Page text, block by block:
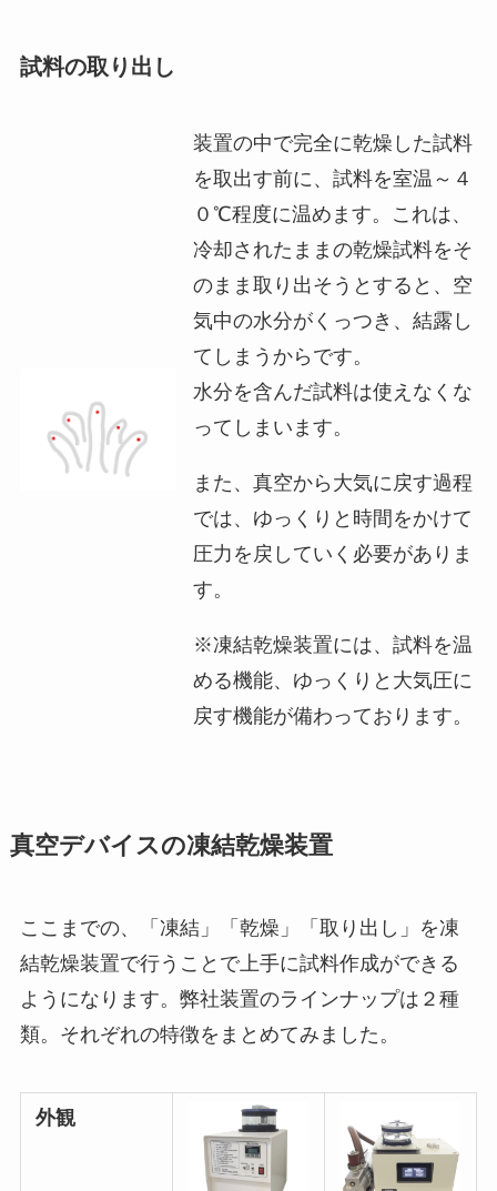
試料の取り出し
装置の中で完全に乾燥した試料
を取出す前に、試料を室温～４
０℃程度に温めます。これは、
冷却されたままの乾燥試料をそ
のまま取り出そうとすると、空
気中の水分がくっつき、結露し
てしまうからです。
水分を含んだ試料は使えなくな
ってしまいます。
また、真空から大気に戻す過程
では、ゆっくりと時間をかけて
圧力を戻していく必要がありま
す。
※凍結乾燥装置には、試料を温
める機能、ゆっくりと大気圧に
戻す機能が備わっております。
真空デバイスの凍結乾燥装置
ここまでの、「凍結」「乾燥」「取り出し」を凍
結乾燥装置で行うことで上手に試料作成ができる
ようになります。弊社装置のラインナップは２種
類。それぞれの特徴をまとめてみました。
外観